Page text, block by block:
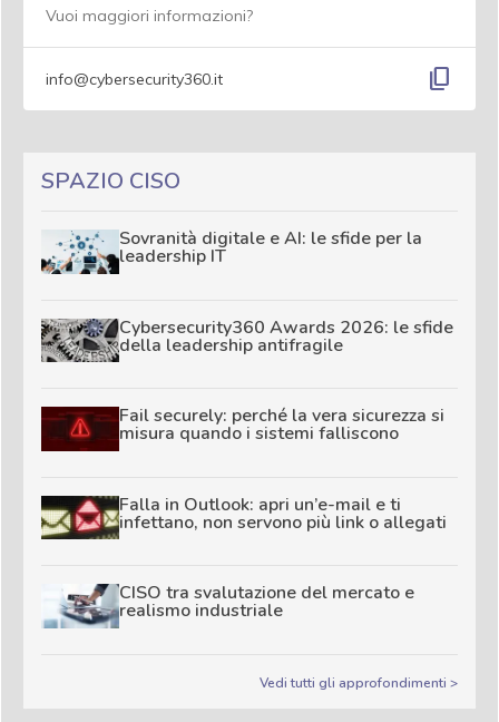
Vuoi maggiori informazioni?
info@cybersecurity360.it content_copy
SPAZIO CISO
Sovranità digitale e AI: le sfide per la
leadership IT
Cybersecurity360 Awards 2026: le sfide
della leadership antifragile
Fail securely: perché la vera sicurezza si
misura quando i sistemi falliscono
Falla in Outlook: apri un’e-mail e ti
infettano, non servono più link o allegati
CISO tra svalutazione del mercato e
realismo industriale
Vedi tutti gli approfondimenti >